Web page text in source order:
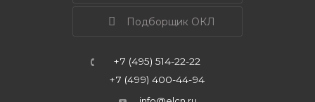
Подборщик ОКЛ
+7 (495) 514-22-22
+7 (499) 400-44-94